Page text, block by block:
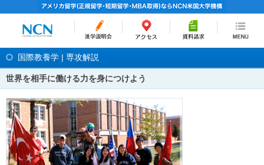
国際教養学 | 専攻解説
世界を相手に働ける力を身につけよう